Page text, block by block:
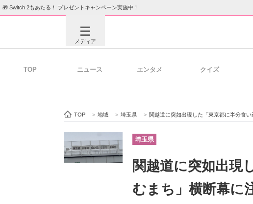
🎁 Switch 2もあたる！ プレゼントキャンペーン実施中！
メディア
ビジネスと働き方のヒント
企業向けIT製品の総合サイ
TOP ニュース エンタメ クイズ
TOP > 地域 > 埼玉県 > 関越道に突如出現した「東京都に半分食い込むま
埼玉県
関越道に突如出現
むまち」横断幕